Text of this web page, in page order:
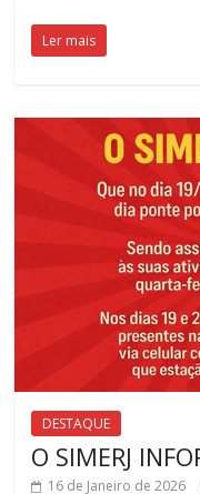
Ler mais
DESTAQUE
O SIMERJ
16 de Janeiro de 2026